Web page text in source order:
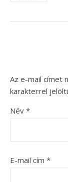
Az e-mail címet
karakterrel
Név *
E-mail cím *